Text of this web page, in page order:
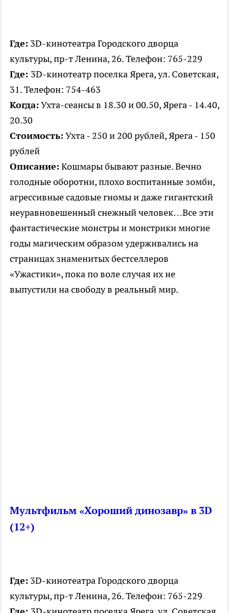
Где: 3D-кинотеатра Городского дворца
культуры, пр-т Ленина, 26. Телефон: 765-229
Где: 3D-кинотеатр поселка Ярега, ул. Советская,
31. Телефон: 754-463
Когда: Ухта-сеансы в 18.30 и 00.50, Ярега - 14.40,
20.30
Стоимость: Ухта - 250 и 200 рублей, Ярега - 150
рублей
Описание: Кошмары бывают разные. Вечно
голодные оборотни, плохо воспитанные зомби,
агрессивные садовые гномы и даже гигантский
неуравновешенный снежный человек…Все эти
фантастические монстры и монстрики многие
годы магическим образом удерживались на
страницах знаменитых бестселлеров
«Ужастики», пока по воле случая их не
выпустили на свободу в реальный мир.
Мультфильм «Хороший динозавр» в 3D
(12+)
Где: 3D-кинотеатра Городского дворца
культуры, пр-т Ленина, 26. Телефон: 765-229